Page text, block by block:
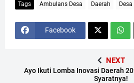
Tags Ambulans Desa Daerah
Facebook
NEXT
Ayo Ikuti Lomba Inovasi Daerah
Syaratnya!